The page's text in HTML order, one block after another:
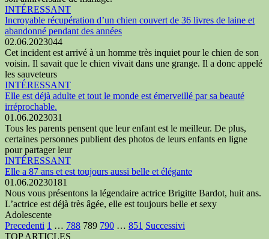
INTÉRESSANT
Incroyable récupération d’un chien couvert de 36 livres de laine et
abandonné pendant des années
02.06.2023044
Cet incident est arrivé à un homme très inquiet pour le chien de son
voisin. Il savait que le chien vivait dans une grange. Il a donc appelé
les sauveteurs
INTÉRESSANT
Elle est déjà adulte et tout le monde est émerveillé par sa beauté
irréprochable.
01.06.2023031
Tous les parents pensent que leur enfant est le meilleur. De plus,
certaines personnes publient des photos de leurs enfants en ligne
pour partager leur
INTÉRESSANT
Elle a 87 ans et est toujours aussi belle et élégante
01.06.20230181
Nous vous présentons la légendaire actrice Brigitte Bardot, huit ans.
L’actrice est déjà très âgée, elle est toujours belle et sexy
Adolescente
Paginazione
degli
Precedenti 1 … 788 789 790 … 851 Successivi
TOP ARTICLES